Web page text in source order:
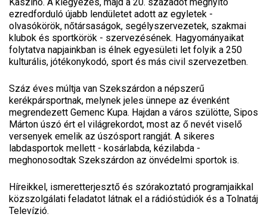
ezredforduló újabb lendületet adott az egyletek -
olvasókörök, nőtársaságok, segélyszervezetek, szakmai
klubok és sportkörök - szervezésének. Hagyományaikat
folytatva napjainkban is élnek egyesületi let folyik a 250
kulturális, jótékonykodó, sport és más civil szervezetben.
Száz éves múltja van Szekszárdon a népszerű
kerékpársportnak, melynek jeles ünnepe az évenként
megrendezett Gemenc Kupa. Hajdan a város szülötte, Sipos
Márton úszó ért el világrekordot, most az ő nevét viselő
versenyek emelik az úszósport rangját. A sikeres
labdasportok mellett - kosárlabda, kézilabda -
meghonosodtak Szekszárdon az önvédelmi sportok is.
Híreikkel, ismeretterjesztő és szórakoztató programjaikkal
közszolgálati feladatot látnak el a rádióstúdiók és a Tolnatáj
Televízió.